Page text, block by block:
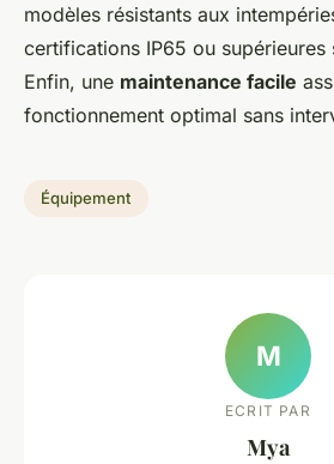
modèles résistants aux
certifications IP65 ou supérieures
Enfin, une maintenance facile
fonctionnement optimal sans
Équipement
M
ECRIT PAR
Mya